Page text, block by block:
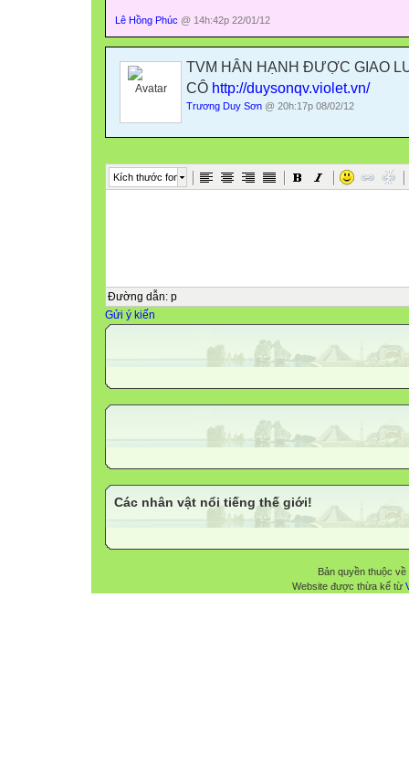
Lê Hồng Phúc @ 14h:42p 22/01/12
TVM HÂN HẠNH ĐƯỢC GIAO
CÔ http://duysonqv.violet.vn/
Trương Duy Sơn @ 20h:17p 08/02/12
Kích thước font
Đường dẫn: p
Gửi ý kiến
Các nhân vật nổi tiếng thế giới!
Bản quyền thuộc
Website được thừa kế từ